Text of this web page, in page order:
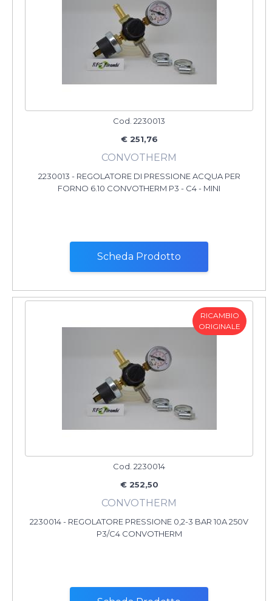
Cod. 2230013
€ 251,76
CONVOTHERM
2230013 - REGOLATORE DI PRESSIONE ACQUA PER
FORNO 6.10 CONVOTHERM P3 - C4 - MINI
Scheda Prodotto
RICAMBIO
ORIGINALE
Cod. 2230014
€ 252,50
CONVOTHERM
2230014 - REGOLATORE PRESSIONE 0,2-3 BAR 10A 250V
P3/C4 CONVOTHERM